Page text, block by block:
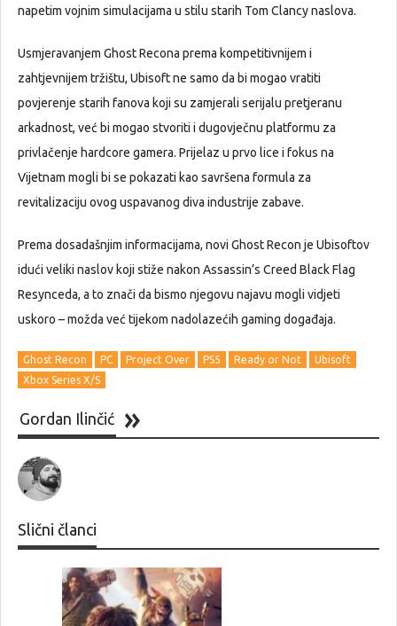
napetim vojnim simulacijama u stilu starih Tom Clancy naslova.
Usmjeravanjem Ghost Recona prema kompetitivnijem i
zahtjevnijem tržištu, Ubisoft ne samo da bi mogao vratiti
povjerenje starih fanova koji su zamjerali serijalu pretjeranu
arkadnost, već bi mogao stvoriti i dugovječnu platformu za
privlačenje hardcore gamera. Prijelaz u prvo lice i fokus na
Vijetnam mogli bi se pokazati kao savršena formula za
revitalizaciju ovog uspavanog diva industrije zabave.
Prema dosadašnjim informacijama, novi Ghost Recon je Ubisoftov
idući veliki naslov koji stiže nakon Assassin’s Creed Black Flag
Resynceda, a to znači da bismo njegovu najavu mogli vidjeti
uskoro – možda već tijekom nadolazećih gaming događaja.
Ghost Recon PC Project Over PS5 Ready or Not
Ubisoft
Xbox Series X/S
Gordan Ilinčić
Slični članci